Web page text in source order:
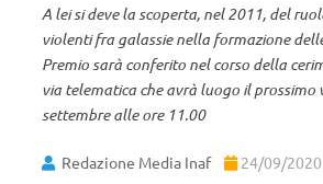
A lei si deve la scoperta, nel 2011, del
violenti fra galassie nella formazione
Premio sarà conferito nel corso della
via telematica che avrà luogo il prossimo
settembre alle ore 11.00
Redazione Media Inaf 24/09/2020